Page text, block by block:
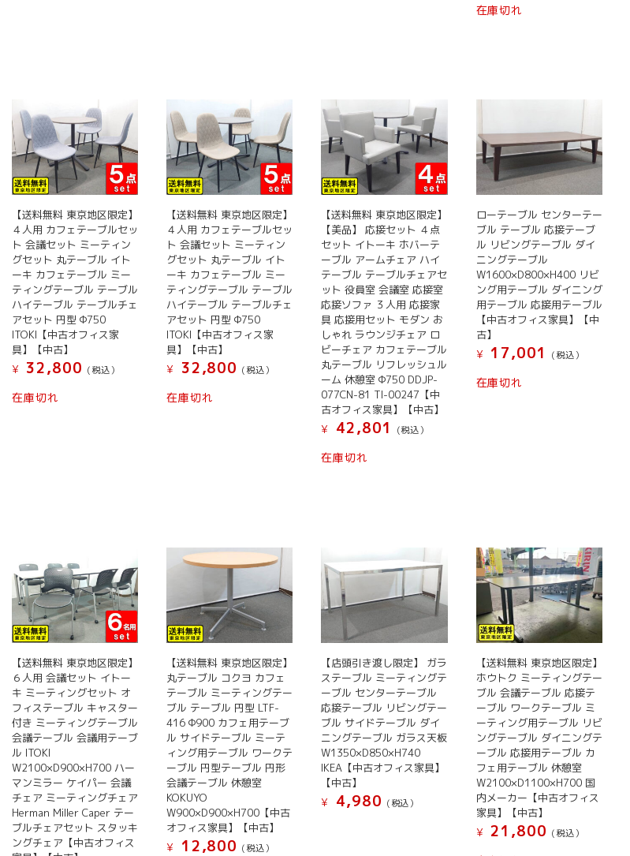
在庫切れ
【送料無料 東京地区限定】
４人用 カフェテーブルセッ
ト 会議セット ミーティン
グセット 丸テーブル イト
ーキ カフェテーブル ミー
ティングテーブル テーブル
ハイテーブル テーブルチェ
アセット 円型 Φ750
ITOKI【中古オフィス家
具】【中古】
¥
32,800 (税込）
在庫切れ
【送料無料 東京地区限定】
４人用 カフェテーブルセッ
ト 会議セット ミーティン
グセット 丸テーブル イト
ーキ カフェテーブル ミー
ティングテーブル テーブル
ハイテーブル テーブルチェ
アセット 円型 Φ750
ITOKI【中古オフィス家
具】【中古】
¥
32,800 (税込）
在庫切れ
【送料無料 東京地区限定】
【美品】 応接セット ４点
セット イトーキ ホバーテ
ーブル アームチェア ハイ
テーブル テーブルチェアセ
ット 役員室 会議室 応接室
応接ソファ ３人用 応接家
具 応接用セット モダン お
しゃれ ラウンジチェア ロ
ビーチェア カフェテーブル
丸テーブル リフレッシュル
ーム 休憩室 Φ750 DDJP-
077CN-81 TI-00247【中
古オフィス家具】【中古】
¥
42,801 (税込）
在庫切れ
ローテーブル センターテー
ブル テーブル 応接テーブ
ル リビングテーブル ダイ
ニングテーブル
W1600×D800×H400 リビ
ング用テーブル ダイニング
用テーブル 応接用テーブル
【中古オフィス家具】【中
古】
¥
17,001 (税込）
在庫切れ
【送料無料 東京地区限定】
６人用 会議セット イトー
キ ミーティングセット オ
フィステーブル キャスター
付き ミーティングテーブル
会議テーブル 会議用テーブ
ル ITOKI
W2100×D900×H700 ハー
マンミラー ケイパー 会議
チェア ミーティングチェア
Herman Miller Caper テー
ブルチェアセット スタッキ
ングチェア【中古オフィス
【送料無料 東京地区限定】
丸テーブル コクヨ カフェ
テーブル ミーティングテー
ブル テーブル 円型 LTF-
416 Φ900 カフェ用テーブ
ル サイドテーブル ミーテ
ィング用テーブル ワークテ
ーブル 円型テーブル 円形
会議テーブル 休憩室
KOKUYO
W900×D900×H700【中古
オフィス家具】【中古】
¥
12,800 (税込）
【店頭引き渡し限定】 ガラ
ステーブル ミーティングテ
ーブル センターテーブル
応接テーブル リビングテー
ブル サイドテーブル ダイ
ニングテーブル ガラス天板
W1350×D850×H740
IKEA【中古オフィス家具】
【中古】
¥
4,980 (税込）
【送料無料 東京地区限定】
ホウトク ミーティングテー
ブル 会議テーブル 応接テ
ーブル ワークテーブル ミ
ーティング用テーブル リビ
ングテーブル ダイニングテ
ーブル 応接用テーブル カ
フェ用テーブル 休憩室
W2100×D1100×H700 国
内メーカー【中古オフィス
家具】【中古】
¥ 21,800 (税込）